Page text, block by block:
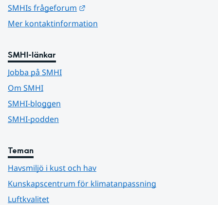
SMHIs frågeforum
Mer kontaktinformation
SMHI-länkar
Jobba på SMHI
Om SMHI
SMHI-bloggen
SMHI-podden
Teman
Havsmiljö i kust och hav
Kunskapscentrum för klimatanpassning
Luftkvalitet